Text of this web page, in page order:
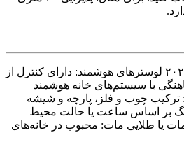
در سال ۲۰۲۵ لوسترهای هوشمند: دارای کنترل از
با سیستم‌های خانه هوشمند
ترکیب چوب و فلز، پارچه و شیشه
رنگ بر اساس ساعت یا حالت محیط
یا طلایی مات: محبوب در خانه‌های